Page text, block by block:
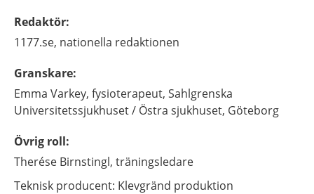
Redaktör:
1177.se, nationella redaktionen
Granskare:
Emma Varkey, fysioterapeut, Sahlgrenska
Universitetssjukhuset / Östra sjukhuset, Göteborg
Övrig roll:
Therése Birnstingl, träningsledare
Teknisk producent: Klevgränd produktion